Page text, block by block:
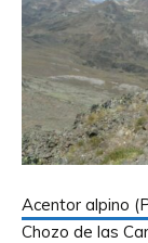
Acentor alpino
Chozo de las